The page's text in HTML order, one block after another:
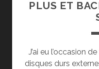
PLUS ET
J’ai eu l’occasion
disques durs